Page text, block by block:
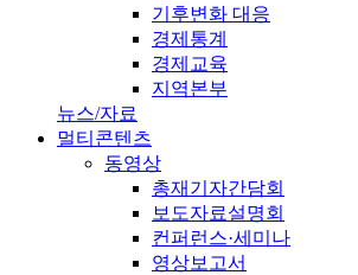
기후변화 대응
경제통계
경제교육
지역본부
뉴스/자료
멀티콘텐츠
동영상
총재기자간담회
보도자료설명회
컨퍼런스·세미나
영상보고서